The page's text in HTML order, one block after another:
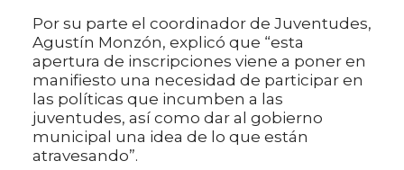
Por su parte el coordinador de Juventudes,
Agustín Monzón, explicó que “esta
apertura de inscripciones viene a poner en
manifiesto una necesidad de participar en
las políticas que incumben a las
juventudes, así como dar al gobierno
municipal una idea de lo que están
atravesando”.